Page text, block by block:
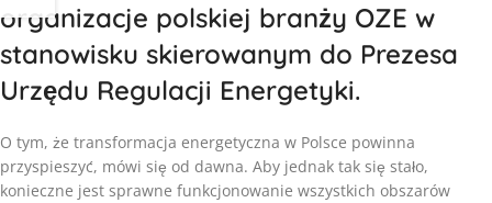
organizacje polskiej branży OZE w
stanowisku skierowanym do Prezesa
Urzędu Regulacji Energetyki.
O tym, że transformacja energetyczna w Polsce powinna
przyspieszyć, mówi się od dawna. Aby jednak tak się stało,
konieczne jest sprawne funkcjonowanie wszystkich obszarów